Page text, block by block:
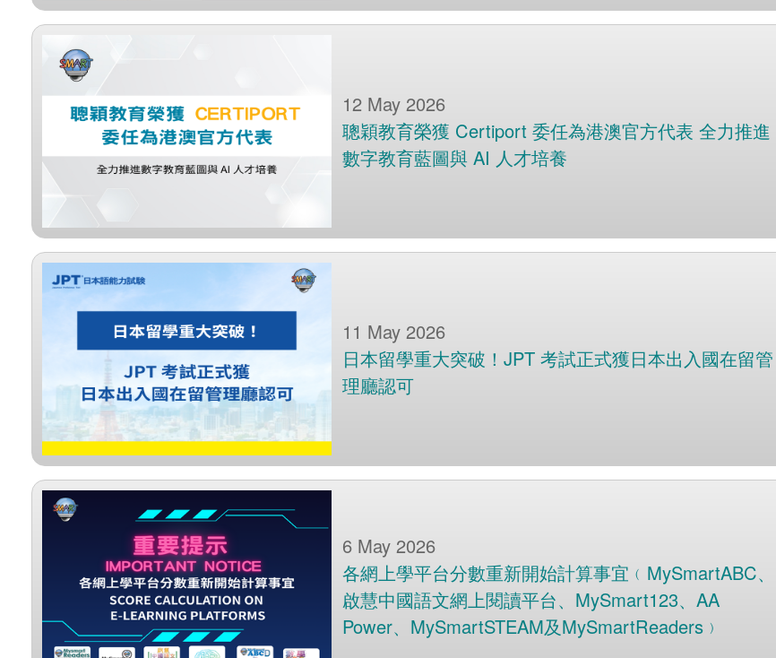
12 May 2026
聰穎教育榮獲 Certiport 委任為港澳官方代表 全力推進
數字教育藍圖與 AI 人才培養
11 May 2026
日本留學重大突破！JPT 考試正式獲日本出入國在留管
理廳認可
6 May 2026
各網上學平台分數重新開始計算事宜﹙MySmartABC、
啟慧中國語文網上閱讀平台、MySmart123、AA
Power、MySmartSTEAM及MySmartReaders﹚